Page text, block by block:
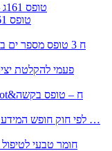
טופס 161ג – הודעה על חזרה מרצף פיצויים / קיצבה
טופס 161א – הודעת עובד עקב פרישה מעבודה
) 1998 ( לפי חוק חופש המידע התשנ;ח – טופס בקשה לקבלת …
חומר טבעי